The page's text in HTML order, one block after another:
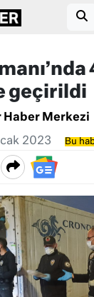
geçirildi
Haber Merkezi
2023 Bu